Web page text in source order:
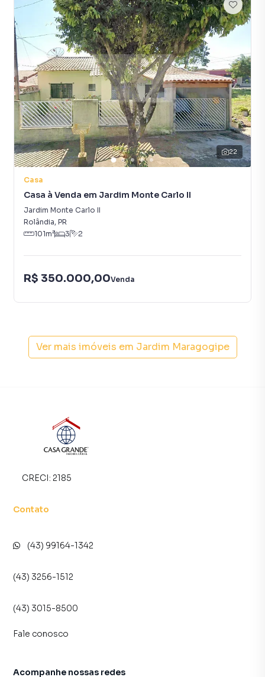
22
Casa
Casa à Venda em Jardim Monte Carlo II
Jardim Monte Carlo II
Rolândia, PR
101m² 3 2
R$ 350.000,00Venda
Ver mais imóveis em Jardim Maragogipe
CRECI: 2185
Contato
(43) 99164-1342
(43) 3256-1512
(43) 3015-8500
Fale conosco
Acompanhe nossas redes